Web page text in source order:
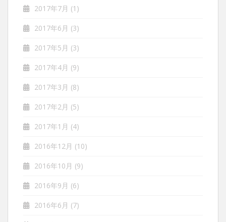
2017年7月 (1)
2017年6月 (3)
2017年5月 (3)
2017年4月 (9)
2017年3月 (8)
2017年2月 (5)
2017年1月 (4)
2016年12月 (10)
2016年10月 (9)
2016年9月 (6)
2016年6月 (7)